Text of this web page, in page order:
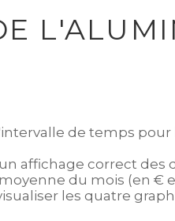
de temps
affichage correct des
du mois (en €
les quatre